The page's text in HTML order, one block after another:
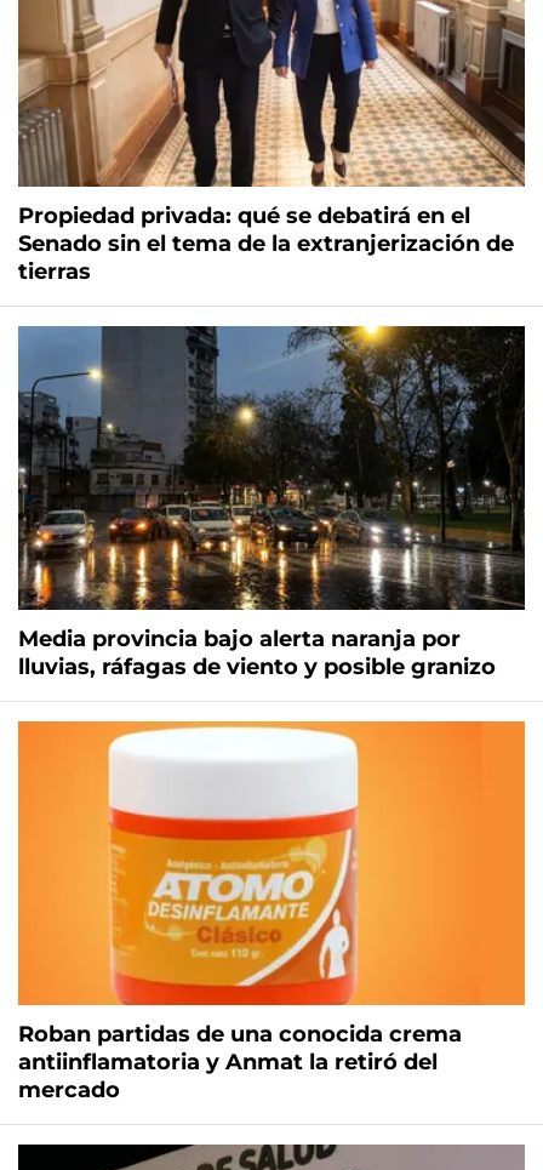
Propiedad privada: qué se debatirá en el
Senado sin el tema de la extranjerización de
tierras
Media provincia bajo alerta naranja por
lluvias, ráfagas de viento y posible granizo
Roban partidas de una conocida crema
antiinflamatoria y Anmat la retiró del
mercado